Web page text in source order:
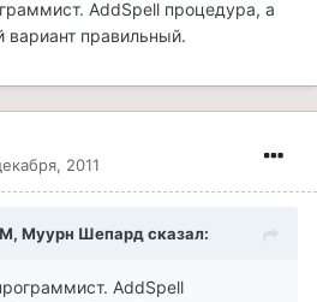
AddSpell процедура, а
вариант правильный.
2011
Муурн Шепард сказал:
AddSpell